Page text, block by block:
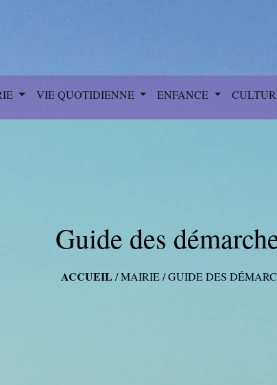
VIE QUOTIDIENNE ENFANCE
Guide des
ACCUEIL /MAIRIE/GUIDE DES